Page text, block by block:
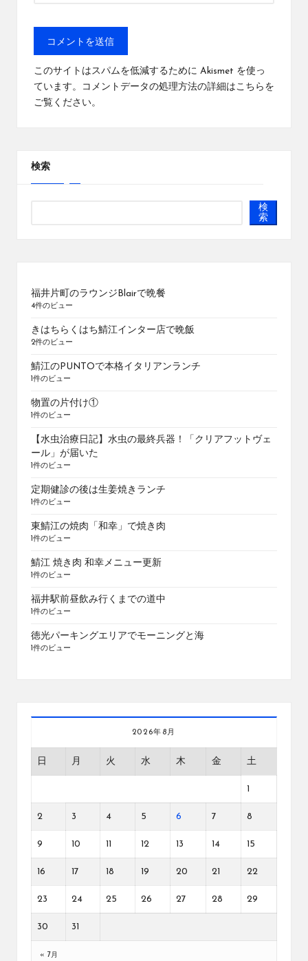
このサイトはスパムを低減するために Akismet を使っ
ています。
コメントデータの処理方法の詳細はこちらを
ご覧ください。
検索
検
索
福井片町のラウンジBlairで晩餐
4件のビュー
きはちらくはち鯖江インター店で晩飯
2件のビュー
鯖江のPUNTOで本格イタリアンランチ
1件のビュー
物置の片付け①
1件のビュー
【水虫治療日記】水虫の最終兵器！「クリアフットヴェ
ール」が届いた
1件のビュー
定期健診の後は生姜焼きランチ
1件のビュー
東鯖江の焼肉「和幸」で焼き肉
1件のビュー
鯖江 焼き肉 和幸メニュー更新
1件のビュー
福井駅前昼飲み行くまでの道中
1件のビュー
徳光パーキングエリアでモーニングと海
1件のビュー
2026年8月
日 月 火 水 木 金 土
2 3 4 5 6 7 8
9 10 12 13 14 15
16 17 18 19 20 21 22
23 24 25 26 27 28 29
30 31
« 7月